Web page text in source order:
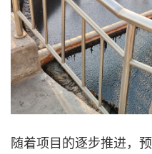
随着项目的逐步推进，